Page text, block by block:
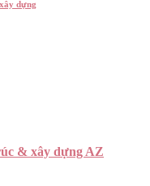
dựng
& xây dựng AZ